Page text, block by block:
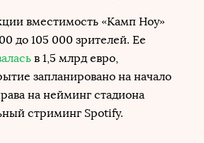
вместимость «Камп Ноу»
до 105 000 зрителей. Ее
в 1,5 млрд евро,
запланировано на начало
на нейминг стадиона
стриминг Spotify.